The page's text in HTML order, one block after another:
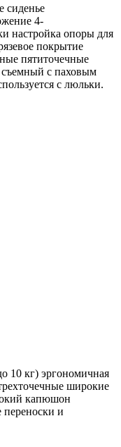
сиденье
4-
настройка опоры для
покрытие
пятиточечные
съемный с паховым
с люльки.
10 кг) эргономичная
широкие
капюшон
переноски и